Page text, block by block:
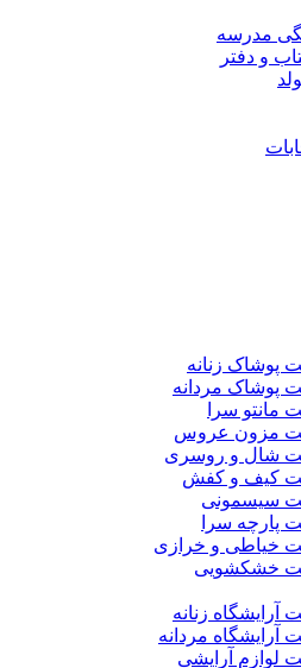
مدرسه
و دفتر
پوشاک زنانه
پوشاک مردانه
مانتو سرا
مزون عروس
شال و روسری
کیف و کفش
سیسمونی
پارچه سرا
خیاطی و خرازی
خشکشویی
آرایشگاه زنانه
آرایشگاه مردانه
لوازم آرایشی